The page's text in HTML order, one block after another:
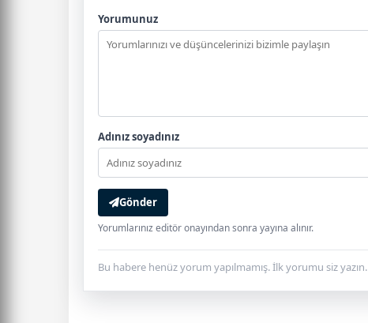
Yorumunuz
Adınız soyadınız
Gönder
Yorumlarınız editör onayından sonra yayına alınır.
Bu habere henüz yorum yapılmamış. İlk yorumu siz yazın.